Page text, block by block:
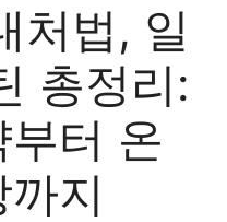
처법, 일
총정리:
터 온
지